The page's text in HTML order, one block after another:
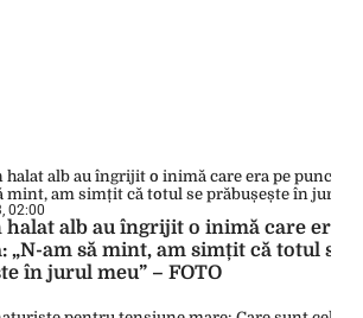
02:00
alb au îngrijit o inimă care era
„N-am să mint, am simțit că totul se
în jurul meu” – FOTO